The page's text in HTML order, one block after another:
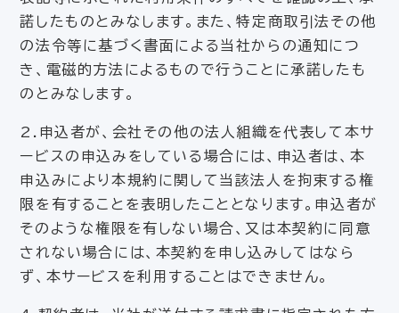
諾したものとみなします。また、特定商取引法その他
の法令等に基づく書面による当社からの通知につ
き、電磁的方法によるもので行うことに承諾したも
のとみなします。
2.申込者が、会社その他の法人組織を代表して本サ
ービスの申込みをしている場合には、申込者は、本
申込みにより本規約に関して当該法人を拘束する権
限を有することを表明したこととなります。申込者が
そのような権限を有しない場合、又は本契約に同意
されない場合には、本契約を申し込みしてはなら
ず、本サービスを利用することはできません。